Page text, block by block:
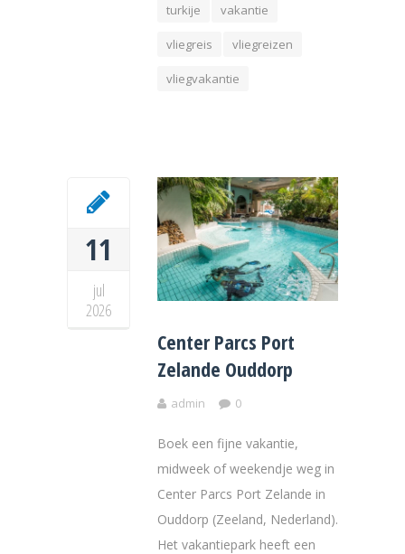
turkije vakantie
vliegreis vliegreizen
vliegvakantie
11
jul
2026
Center Parcs Port
Zelande Ouddorp
admin 0
Boek een fijne vakantie,
midweek of weekendje weg in
Center Parcs Port Zelande in
Ouddorp (Zeeland, Nederland).
Het vakantiepark heeft een